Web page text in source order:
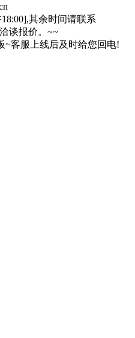
其余时间请联系
谈报价。~~
~客服上线后及时给您回电!